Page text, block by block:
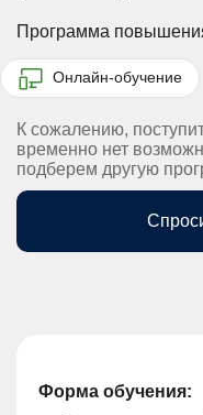
Программа
Онлайн-обучение
К сожалению,
временно нет
подберем другую
Форма обучения: